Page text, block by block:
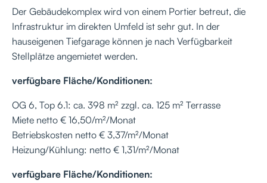
Der Gebäudekomplex wird von einem Portier betreut, die
Infrastruktur im direkten Umfeld ist sehr gut. In der
hauseigenen Tiefgarage können je nach Verfügbarkeit
Stellplätze angemietet werden.
verfügbare Fläche/Konditionen:
OG 6, Top 6.1: ca. 398 m² zzgl. ca. 125 m² Terrasse
Miete netto € 16,50/m²/Monat
Betriebskosten netto € 3,37/m²/Monat
Heizung/Kühlung: netto € 1,31/m²/Monat
verfügbare Fläche/Konditionen: